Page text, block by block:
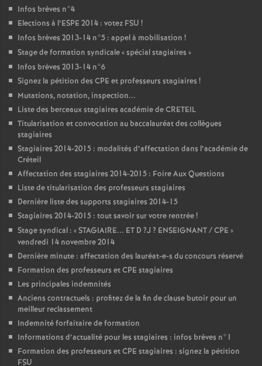
Infos brèves n°4
Elections à l’ESPE 2014 : votez FSU !
Infos brèves 2013-14 n°5 : appel à mobilisation !
Stage de formation syndicale «spécial stagiaires »
Infos brèves 2013-14 n°6
Signez la pétition des CPE et professeurs stagiaires !
Mutations, notation, inspection...
Liste des berceaux stagiaires académie deCRETEIL
Titularisation et convocation au baccalauréat des collègues
stagiaires
Stagiaires 2014-2015 : modalités d’affectation dans l’académie de
Créteil
Affectation des stagiaires 2014-2015 : Foire Aux Questions
Liste de titularisation des professeurs stagiaires
Dernière liste des supports stagiaires 2014-15
Stagiaires 2014-2015 : tout savoir sur votre rentrée!
Stage syndical : «STAGIAIRE... ET D ?J ? ENSEIGNANT/CPE »
vendredi 14 novembre 2014
Dernière minute : affectation des lauréat-e-s du concours réservé
Formation des professeurs etCPE stagiaires
Les principales indemnités
Anciens contractuels : profitez de la fin de clause butoir pour un
meilleur reclassement
Indemnité forfaitaire de formation
Informations d’actualité pour les stagiaires : infos brèves n°1
Formation des professeurs etCPE stagiaires : signez la pétition
FSU